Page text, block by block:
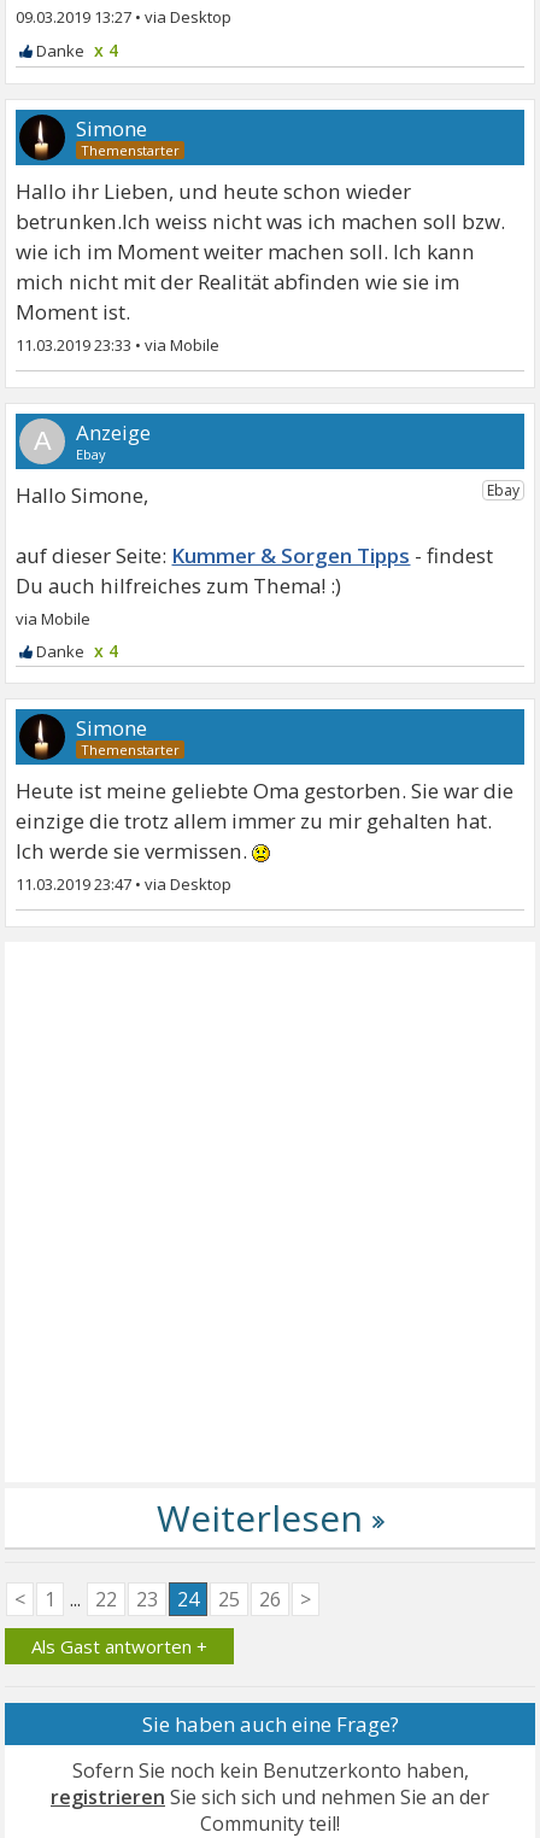
09.03.2019 13:27 •
x 4
Simone
Hallo ihr Lieben, und heute schon wieder
betrunken.Ich weiss nicht was ich machen soll bzw.
wie ich im Moment weiter machen soll. Ich kann
mich nicht mit der Realität abfinden wie sie im
Moment ist.
11.03.2019 23:33 •
A
Hallo Simone,
Kummer & Sorgen Tipps
x 4
Simone
Heute ist meine geliebte Oma gestorben. Sie war die
einzige die trotz allem immer zu mir gehalten hat.
Ich werde sie vermissen.
11.03.2019 23:47 •
< 1 ... 22 23 24 25 26 >
Als Gast antworten +
Sie haben auch eine Frage?
Sofern Sie noch kein Benutzerkonto haben,
registrieren Sie sich sich und nehmen Sie an der
Community teil!